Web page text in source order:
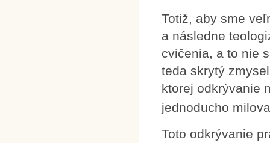
Totiž, aby sme
a následne
cvičenia, a to nie
teda skrytý
ktorej odkrývanie
jednoducho
Toto odkrývanie